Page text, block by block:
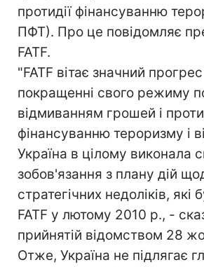
протидії фінансуванню
ПФТ). Про це повідомляє
FATF.
"FATF вітає значний
покращенні свого режиму
відмиванням грошей і
фінансуванню тероризму і
Україна в цілому виконала
зобов'язання з плану дій
стратегічних недоліків, які
FATF у лютому 2010 р., -
прийнятій відомством 28
Отже, Україна не підлягає